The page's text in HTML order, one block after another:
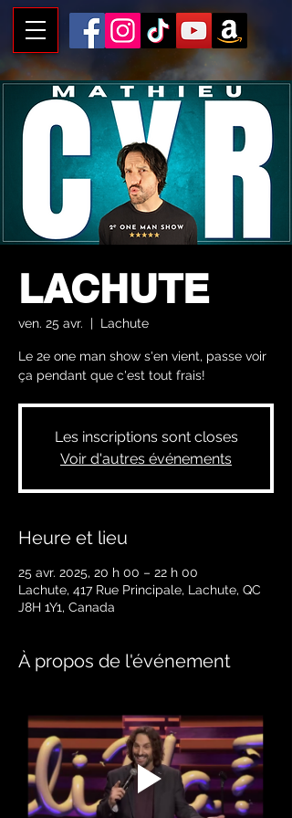
LACHUTE
ven. 25 avr.
  |
Lachute
Le 2e one man show s'en vient, passe voir
ça pendant que c'est tout frais!
Les inscriptions sont closes
Voir d'autres événements
Heure et lieu
25 avr. 2025, 20 h 00 – 22 h 00
Lachute, 417 Rue Principale, Lachute, QC
J8H 1Y1, Canada
À propos de l'événement